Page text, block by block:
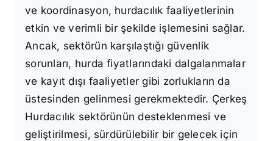
ve koordinasyon, hurdacılık faaliyetlerinin
etkin ve verimli bir şekilde işlemesini sağlar.
Ancak, sektörün karşılaştığı güvenlik
sorunları, hurda fiyatlarındaki dalgalanmalar
ve kayıt dışı faaliyetler gibi zorlukların da
üstesinden gelinmesi gerekmektedir. Çerkeş
Hurdacılık sektörünün desteklenmesi ve
geliştirilmesi, sürdürülebilir bir gelecek için